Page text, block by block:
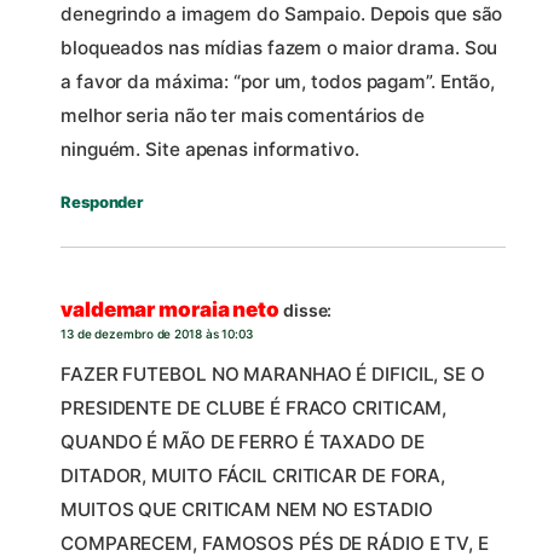
denegrindo a imagem do Sampaio. Depois que são
bloqueados nas mídias fazem o maior drama. Sou
a favor da máxima: “por um, todos pagam”. Então,
melhor seria não ter mais comentários de
ninguém. Site apenas informativo.
Responder
valdemar moraia neto disse:
13 de dezembro de 2018 às 10:03
FAZER FUTEBOL NO MARANHAO É DIFICIL, SE O
PRESIDENTE DE CLUBE É FRACO CRITICAM,
QUANDO É MÃO DE FERRO É TAXADO DE
DITADOR, MUITO FÁCIL CRITICAR DE FORA,
MUITOS QUE CRITICAM NEM NO ESTADIO
COMPARECEM, FAMOSOS PÉS DE RÁDIO E TV, E